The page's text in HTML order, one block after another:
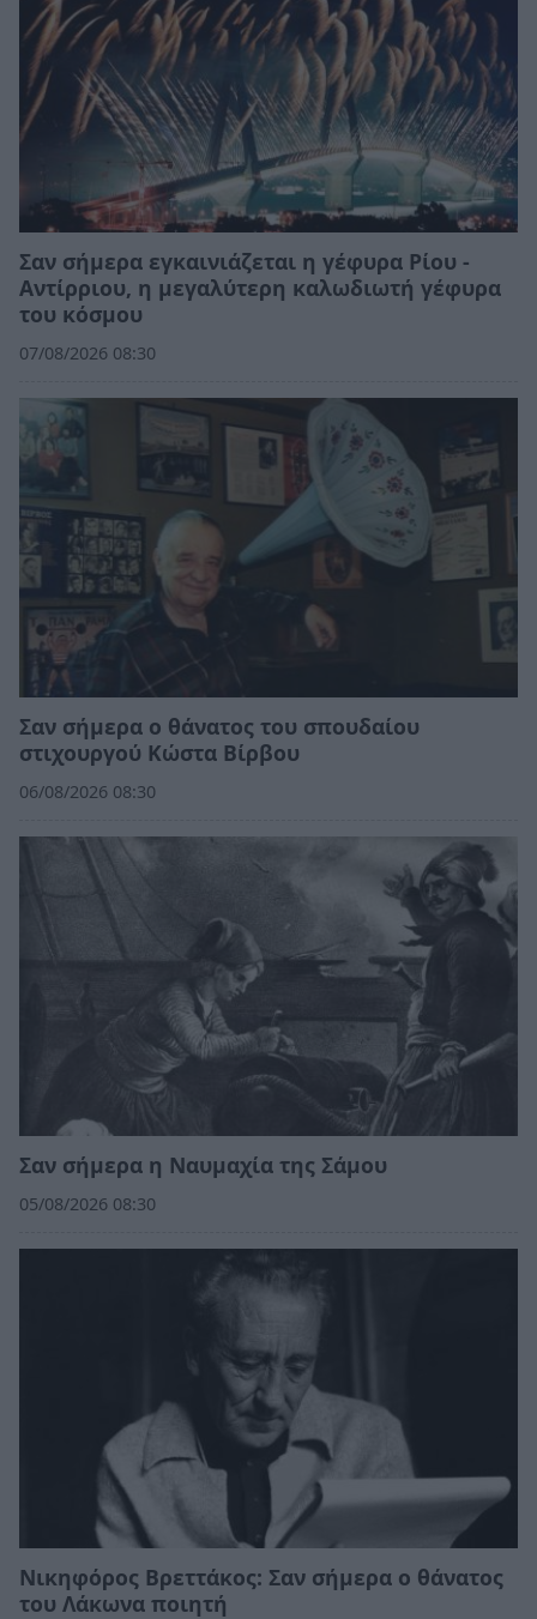
Σαν σήμερα εγκαινιάζεται η γέφυρα Ρίου -
Αντίρριου, η μεγαλύτερη καλωδιωτή γέφυρα
του κόσμου
07/08/2026 08:30
Σαν σήμερα ο θάνατος του σπουδαίου
στιχουργού Κώστα Βίρβου
06/08/2026 08:30
Σαν σήμερα η Ναυμαχία της Σάμου
05/08/2026 08:30
Νικηφόρος Βρεττάκος: Σαν σήμερα ο θάνατος
του Λάκωνα ποιητή